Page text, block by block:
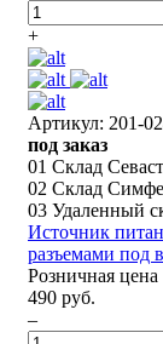
+
Артикул: 201-
под заказ
01 Склад
02 Склад
03 Удаленный
Источник
разъемами под
Розничная цена
490 руб.
–